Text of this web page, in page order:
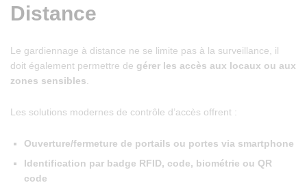
Distance
Le gardiennage à distance ne se limite pas à la surveillance, il
doit également permettre de gérer les accès aux locaux ou aux
zones sensibles
Les solutions modernes de contrôle d’accès offrent :
Ouverture/fermeture de portails ou portes via smartphone
Identification par badge RFID, code, biométrie ou QR
code